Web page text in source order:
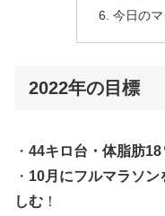
今日の
2022年の目標
・ 44キロ台・体脂肪18
・ 10月にフルマラソ
しむ ！